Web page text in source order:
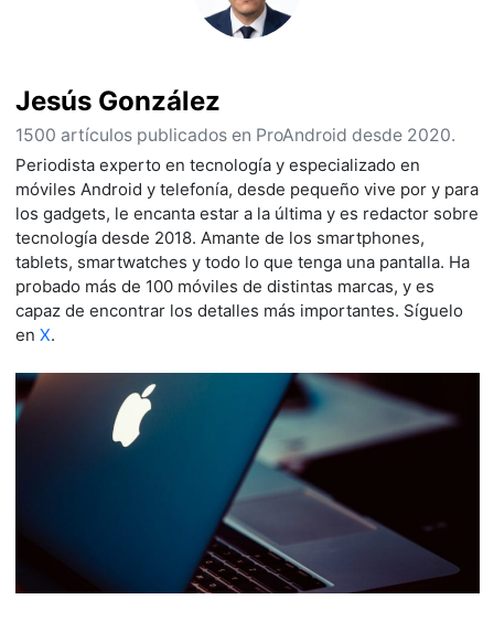
Jesús González
1500 artículos publicados en ProAndroid desde 2020.
Periodista experto en tecnología y especializado en
móviles Android y telefonía, desde pequeño vive por y para
los gadgets, le encanta estar a la última y es redactor sobre
tecnología desde 2018. Amante de los smartphones,
tablets, smartwatches y todo lo que tenga una pantalla. Ha
probado más de 100 móviles de distintas marcas, y es
capaz de encontrar los detalles más importantes. Síguelo
en X.